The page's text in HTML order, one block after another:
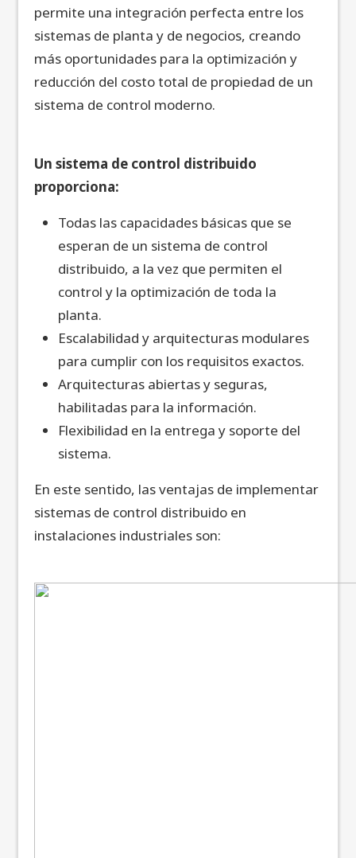
permite una integración perfecta entre los
sistemas de planta y de negocios, creando
más oportunidades para la optimización y
reducción del costo total de propiedad de un
sistema de control moderno.
Un sistema de control distribuido
proporciona:
Todas las capacidades básicas que se
esperan de un sistema de control
distribuido, a la vez que permiten el
control y la optimización de toda la
planta.
Escalabilidad y arquitecturas modulares
para cumplir con los requisitos exactos.
Arquitecturas abiertas y seguras,
habilitadas para la información.
Flexibilidad en la entrega y soporte del
sistema.
En este sentido, las ventajas de implementar
sistemas de control distribuido en
instalaciones industriales son: